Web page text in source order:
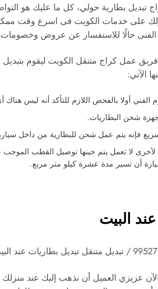
تبديل بطارية حولي، كل ما عليك هو
على خدمات الكويت فى اسرع وقت
الفنى حالًا للاستفسار عن عروض
عمل كراج متنقل الكويت ليقوم
الآتي:
الفني أولا بالفحص اللازم للتأكد أنه ليس
شحن البطاريات.
فإنه يتم عمل شحن للبطارية من داخل
لا تعمل يتم حينها توصيل القطب الموجب
أن تسير مدة عشرة كيلو متر مربع.
البيت
عزيزي العميل أن نذهب إليك عند